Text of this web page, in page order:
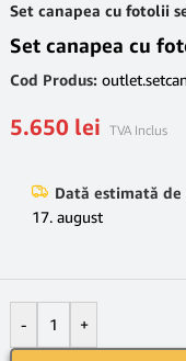
Set canapea cu fotolii
Set canapea cu
Cod Produs:
5.650 lei TVA Inclus
Dată estimată
17. august
- +